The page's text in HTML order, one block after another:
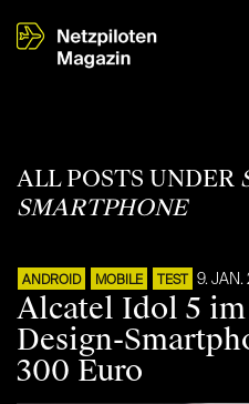
ALL POSTS UNDER
SMARTPHONE
ANDROID MOBILE TEST 9. JAN.
Alcatel Idol 5
Design-
300 Euro